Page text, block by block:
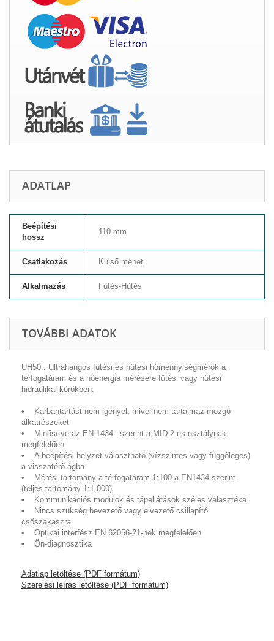
ADATLAP
Beépítési
hossz
110 mm
Csatlakozás Külső menet
Alkalmazás Fűtés-Hűtés
TOVÁBBI ADATOK
UH50.. Ultrahangos fűtési és hűtési hőmennyiségmérők a
térfogatáram és a hőenergia mérésére fűtési vagy hűtési
hidraulikai körökben.
• Karbantartást nem igényel, mivel nem tartalmaz mozgó
alkatrészeket
• Minősítve az EN 1434 –szerint a MID 2-es osztálynak
megfelelően
• A beépítési helyzet választható (vízszintes vagy függőleges)
a visszatérő ágba
• Mérési tartomány a térfogatáram 1:100-a EN1434-szerint
(teljes tartomány 1:1.000)
• Kommunikációs modulok és tápellátások széles választéka
• Nincs szükség bevezető vagy elvezető csillapító
csőszakaszra
• Optikai interfész EN 62056-21-nek megfelelően
• Ön-diagnosztika
Adatlap letöltése (PDF formátum)
Szerelési leírás letöltése (PDF formátum)